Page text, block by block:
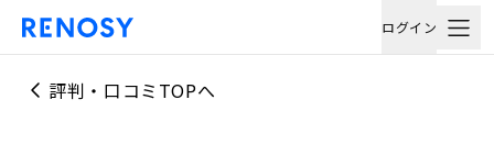
ログイン
評判・口コミTOPへ